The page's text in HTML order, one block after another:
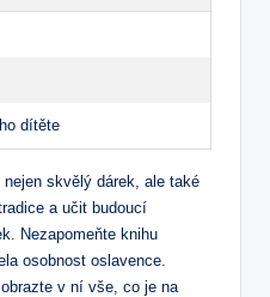
dítěte
skvělý dárek, ale také
a učit budoucí
Nezapomeňte knihu
osobnost oslavence.
v ní vše, co je na